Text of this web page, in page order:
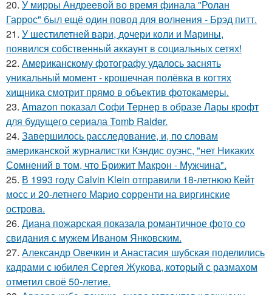
20. У мирры Андреевой во время финала "Ролан
Гаррос" был ещё один повод для волнения - Брэд питт.
21. У шестилетней вари, дочери коли и Марины,
появился собственный аккаунт в социальных сетях!
22. Американскому фотографу удалось заснять
уникальный момент - крошечная полёвка в когтях
хищника смотрит прямо в объектив фотокамеры.
23. Amazon показал Софи Тернер в образе Лары крофт
для будущего сериала Tomb Raider.
24. Завершилось расследование, и, по словам
американской журналистки Кэндис оуэнс, "нет Никаких
Сомнений в том, что Брижит Макрон - Мужчина".
25. В 1993 году Calvin Klein отправили 18-летнюю Кейт
мосс и 20-летнего Марио сорренти на виргинские
острова.
26. Диана пожарская показала романтичное фото со
свидания с мужем Иваном Янковским.
27. Александр Овечкин и Анастасия шубская поделились
кадрами с юбилея Сергея Жукова, который с размахом
отметил своё 50-летие.